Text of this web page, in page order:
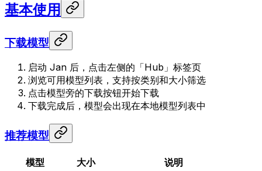
基本使用
下载模型
启动 Jan 后，点击左侧的「Hub」标签页
浏览可用模型列表，支持按类别和大小筛选
点击模型旁的下载按钮开始下载
下载完成后，模型会出现在本地模型列表中
推荐模型
模型 大小 说明